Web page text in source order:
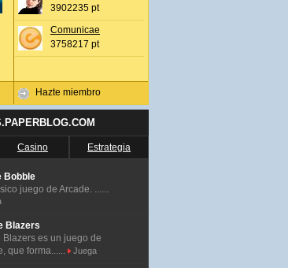
3902235 pt
Comunicae
3758217 pt
Hazte miembro
Casino Estrategia
Bobble
juego de Arcade. ......
Blazers
Blazers es un juego de
que forma......
Juega